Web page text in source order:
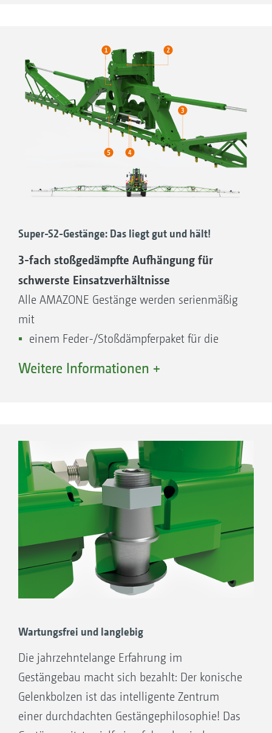
Super-S2-Gestänge: Das liegt gut und hält!
3-fach stoßgedämpfte Aufhängung für
schwerste Einsatzverhältnisse
Alle AMAZONE Gestänge werden serienmäßig
mit
einem Feder-/Stoßdämpferpaket für die
Federdämpfungselemente mit
Aufhängung des gesamten Gestänges
ausgerüstet.
Mit den ebenfalls serienmäßigen
Komponenten hydraulische Höhenverstellung
und Abstandskufe ergibt sich eine exakte
Längsverteilung und Querverteilung der
Spritzflüssigkeit.
Super-S2-Gestängeaufhängung
Zentralpendel
Federdämpfungssystem zur ­Reduzierung
der horizontalen ­Schwingungen
Gelenk quer zur Fahrtrichtung
Weitere Informationen +
Wartungsfrei und langlebig
Die jahrzehntelange Erfahrung im
Gestängebau macht sich bezahlt: Der konische
Gelenkbolzen ist das intelligente Zentrum
einer durchdachten Gestängephilosophie! Das